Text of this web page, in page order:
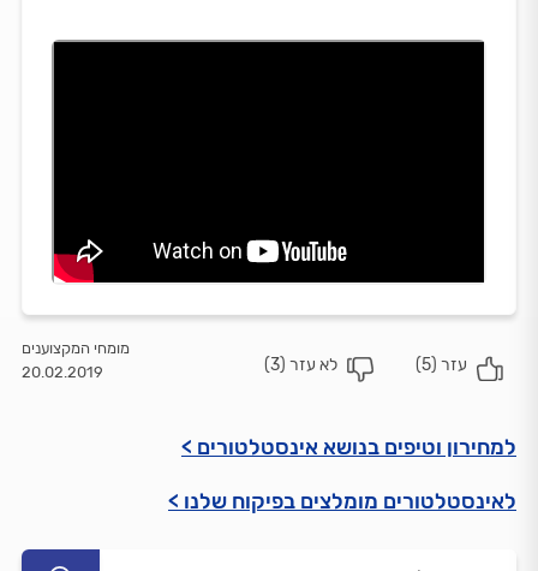
5
)
3
)
מומחי המקצוענים
20.02.2019
למחירון וטיפים בנושא אינסטלטורים >
לאינסטלטורים מומלצים בפיקוח שלנו >